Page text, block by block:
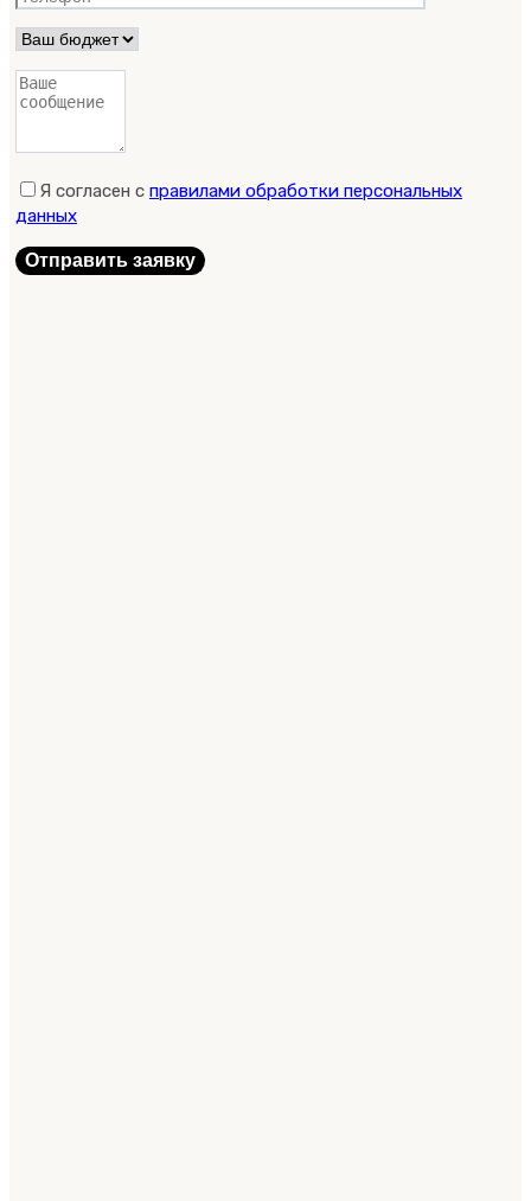
Я согласен с правилами обработки персональных
данных